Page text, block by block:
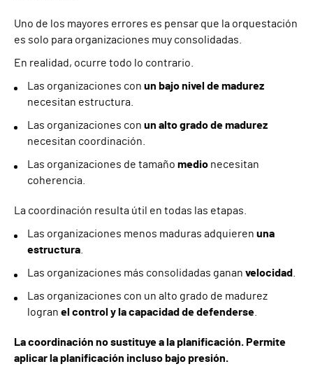
Uno de los mayores errores es pensar que la orquestación
es solo para organizaciones muy consolidadas.
En realidad, ocurre todo lo contrario.
Las organizaciones con un bajo nivel de madurez
necesitan estructura.
Las organizaciones con un alto grado de madurez
necesitan coordinación.
Las organizaciones de tamaño medio necesitan
coherencia.
La coordinación resulta útil en todas las etapas.
Las organizaciones menos maduras adquieren una
estructura
Las organizaciones más consolidadas ganan velocidad
Las organizaciones con un alto grado de madurez
logran el control y la capacidad de defenderse
La coordinación no sustituye a la planificación. Permite
aplicar la planificación incluso bajo presión.